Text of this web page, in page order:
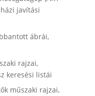
javítási
ábrái,
rajzai,
keresési listái
műszaki rajzai,